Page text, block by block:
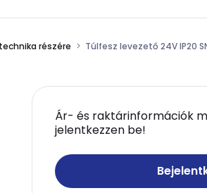
részére Túlfesz levezető 24V IP20
Ár- és raktárinformációk
jelentkezzen be!